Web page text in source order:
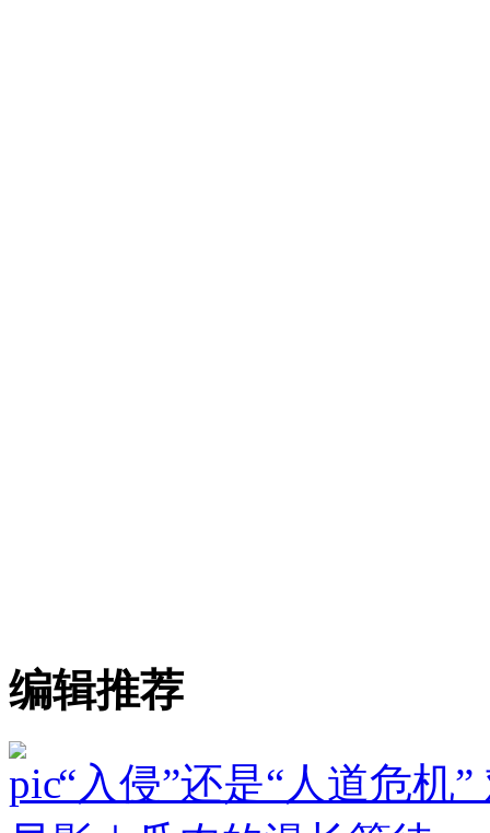
编辑推荐
“入侵”还是“人道危机